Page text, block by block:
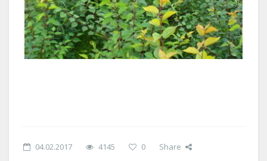
04.02.2017 4145 0 Share